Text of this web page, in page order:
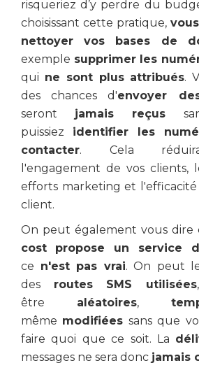
risqueriez d’y perdre du
choisissant cette pratique,
nettoyer vos bases de
exemple supprimer les
qui ne sont plus attribués.
des chances d'envoyer
seront jamais reçus
puissiez identifier les
contacter. Cela
l'engagement de vos clients,
efforts marketing et l'efficacité
client.
On peut également vous dire
cost
propose un service
ce n'est pas vrai. On peut
des routes SMS utilisées
être aléatoires,
même modifiées sans que
faire quoi que ce soit. La
messages ne sera donc jamais